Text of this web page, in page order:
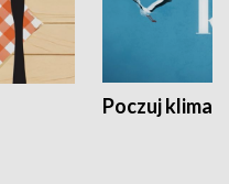
Poczuj klimat